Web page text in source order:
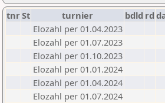
tnrSt turnier bdld rd
Elozahl per 01.04.2023
Elozahl per 01.07.2023
Elozahl per 01.10.2023
Elozahl per 01.01.2024
Elozahl per 01.04.2024
Elozahl per 01.07.2024